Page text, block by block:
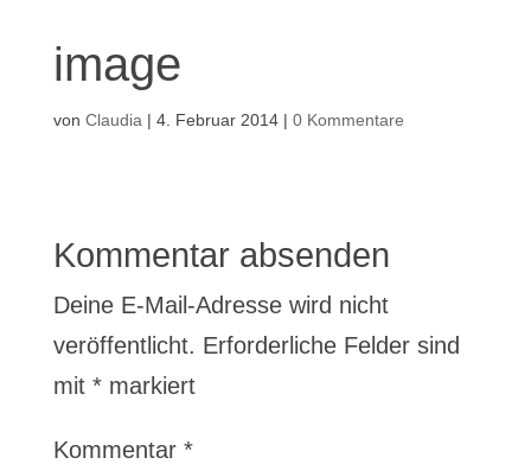
image
von Claudia | 4. Februar 2014| 0 Kommentare
Kommentar absenden
Deine E-Mail-Adresse wird nicht
veröffentlicht. Erforderliche Felder sind
mit *markiert
Kommentar *